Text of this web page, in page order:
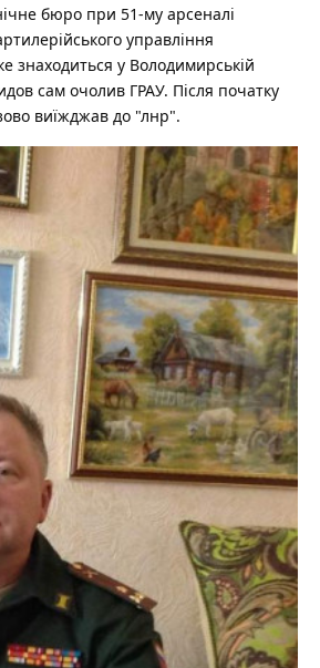
бюро при 51-му арсеналі
управління
знаходиться у Володимирській
сам очолив ГРАУ. Після початку
виїжджав до "лнр".